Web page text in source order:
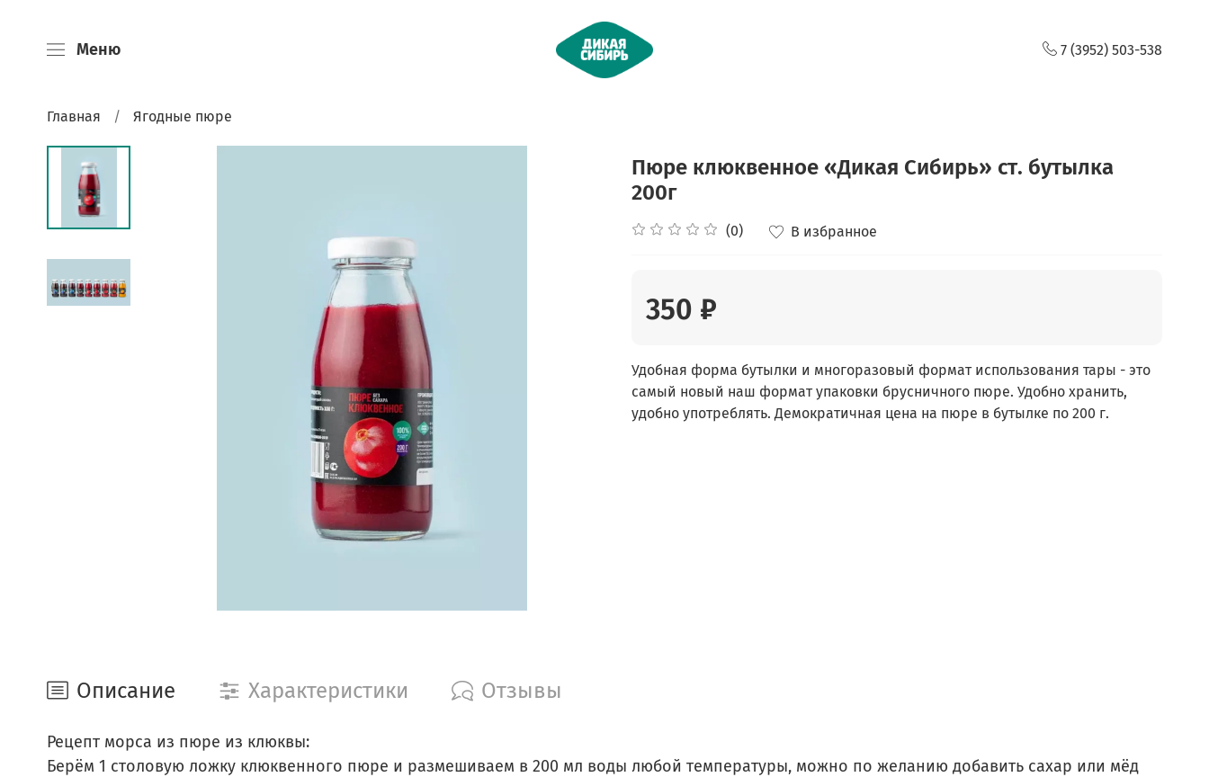
Меню 7 (3952) 503-538
Главная Ягодные пюре
Пюре клюквенное «Дикая Сибирь» ст. бутылка
200г
(0) В избранное
350 ₽
Удобная форма бутылки и многоразовый формат использования тары - это
самый новый наш формат упаковки брусничного пюре. Удобно хранить,
удобно употреблять. Демократичная цена на пюре в бутылке по 200 г.
Описание Характеристики Отзывы
Рецепт морса из пюре из клюквы:
Берём 1 столовую ложку клюквенного пюре и размешиваем в 200 мл воды любой температуры, можно по желанию добавить сахар или мёд